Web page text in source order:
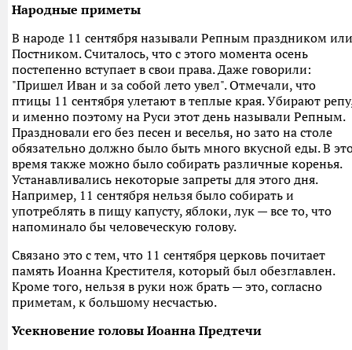
Народные приметы
В народе 11 сентября называли Репным праздником или
Постником. Считалось, что с этого момента осень
постепенно вступает в свои права. Даже говорили:
"Пришел Иван и за собой лето увел". Отмечали, что
птицы 11 сентября улетают в теплые края. Убирают
и именно поэтому на Руси этот день называли Репным.
Праздновали его без песен и веселья, но зато на столе
обязательно должно было быть много вкусной еды. В
время также можно было собирать различные коренья.
Устанавливались некоторые запреты для этого дня.
Например, 11 сентября нельзя было собирать и
употреблять в пищу капусту, яблоки, лук — все то, что
напоминало бы человеческую голову.
Связано это с тем, что 11 сентября церковь почитает
память Иоанна Крестителя, который был обезглавлен.
Кроме того, нельзя в руки нож брать — это, согласно
приметам, к большому несчастью.
Усекновение головы Иоанна Предтечи